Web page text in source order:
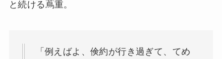
と続ける蔦重。
「例えばよ、倹約が行き過ぎて、てめ